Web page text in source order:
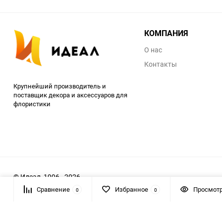
Крупнейший производитель и
поставщик декора и аксессуаров для
флористики
КОМПАНИЯ
О нас
Контакты
© Идеал, 1996 - 2026
Сравнение 0 Избранное 0